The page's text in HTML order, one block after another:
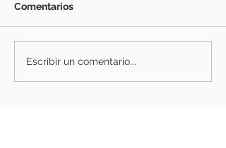
Comentarios
Escribir un comentario...